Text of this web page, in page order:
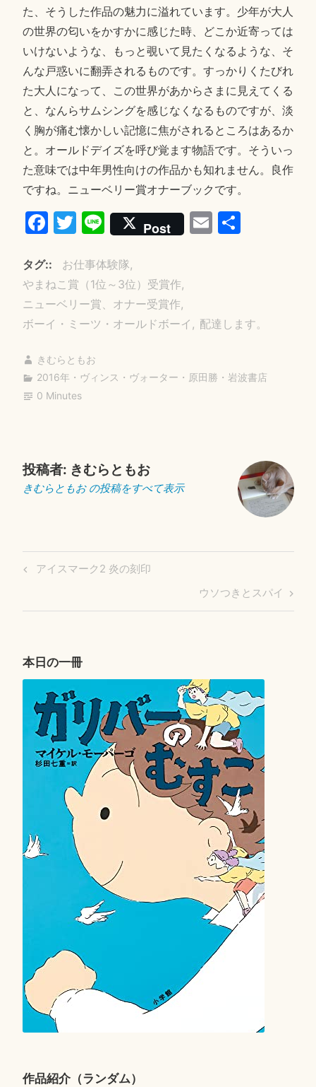
た、そうした作品の魅力に溢れています。少年が大人
の世界の匂いをかすかに感じた時、どこか近寄っては
いけないような、もっと覗いて見たくなるような、そ
んな戸惑いに翻弄されるものです。すっかりくたびれ
た大人になって、この世界があからさまに見えてくる
と、なんらサムシングを感じなくなるものですが、淡
く胸が痛む懐かしい記憶に焦がされるところはあるか
と。オールドデイズを呼び覚ます物語です。そういっ
た意味では中年男性向けの作品かも知れません。良作
ですね。ニューベリー賞オナーブックです。
Fa
bo
ok
T
tte
r
Li
ne
Post E 共
タグ:
お仕事体験隊
やまねこ賞（1位～3位）受賞作
ニューベリー賞、オナー受賞作
ボーイ・ミーツ・オールドボーイ
配達します。
きむらともお
2016年 ・ ヴィンス・ヴォーター ・ 原田勝 ・ 岩波書店
0 Minutes
投稿者: きむらともお
きむらともお の投稿をすべて表示
投
ー
シ
ン
Previous
アイスマーク2 炎の刻印
Next
Post
ウソつきとスパイ
本日の一冊
作品紹介（ランダム）